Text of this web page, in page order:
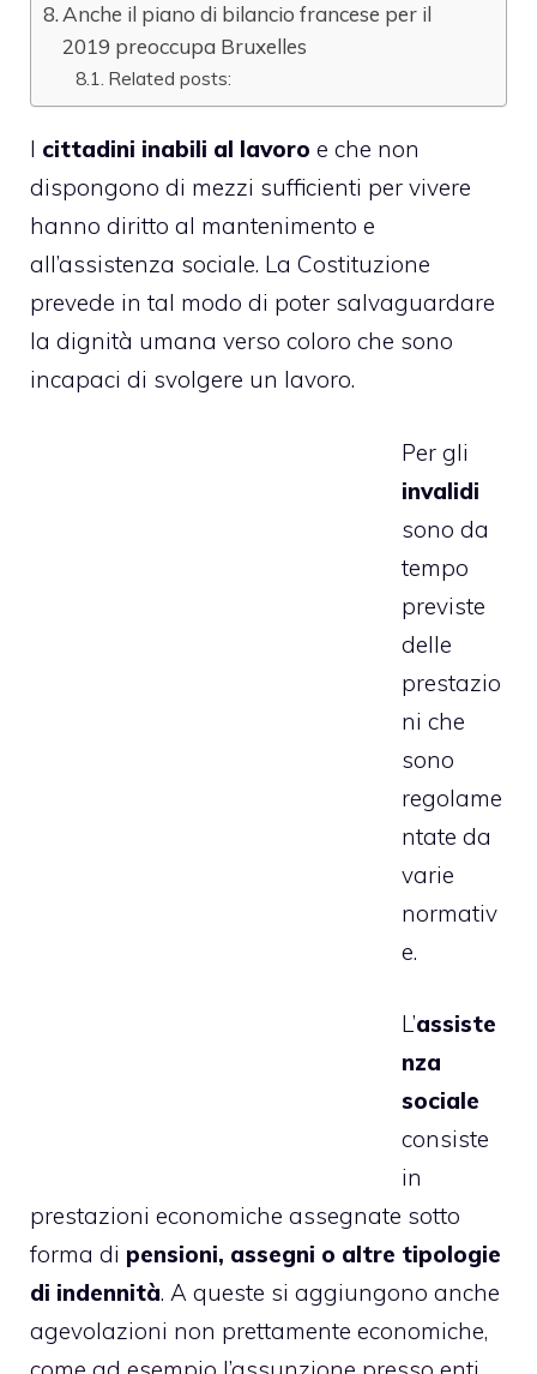
Anche il piano di bilancio francese per il
2019 preoccupa Bruxelles
Related posts:
I cittadini inabili al lavoro e che non
dispongono di mezzi sufficienti per vivere
hanno diritto al mantenimento e
all’assistenza sociale. La Costituzione
prevede in tal modo di poter salvaguardare
la dignità umana verso coloro che sono
incapaci di svolgere un lavoro.
Per gli
invalidi
sono da
tempo
previste
delle
prestazio
ni che
sono
regolame
ntate da
varie
normativ
e.
L’assiste
nza
sociale
consiste
in
prestazioni economiche assegnate sotto
forma di pensioni, assegni o altre tipologie
di indennità. A queste si aggiungono anche
agevolazioni non prettamente economiche,